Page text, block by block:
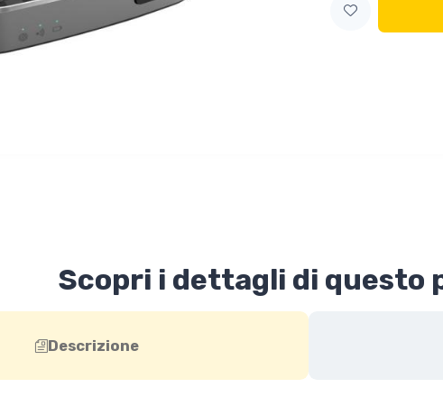
Scopri i dettagli di questo
Descrizione